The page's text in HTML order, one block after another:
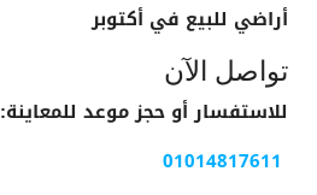
أراضي للبيع في أكتوبر
تواصل الآن
للاستفسار أو حجز موعد للمعاينة: